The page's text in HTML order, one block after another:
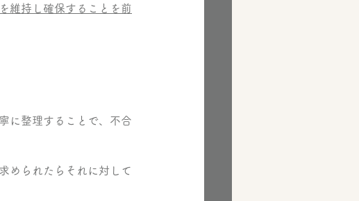
維持し確保することを前
に整理することで、不合
められたらそれに対して